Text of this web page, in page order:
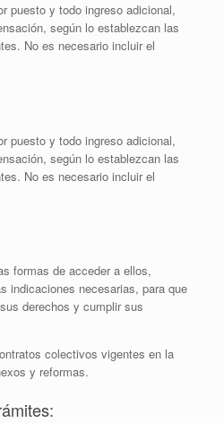
puesto y todo ingreso adicional,
según lo establezcan las
No es necesario incluir el
puesto y todo ingreso adicional,
según lo establezcan las
No es necesario incluir el
formas de acceder a ellos,
indicaciones necesarias, para que
derechos y cumplir sus
colectivos vigentes en la
y reformas.